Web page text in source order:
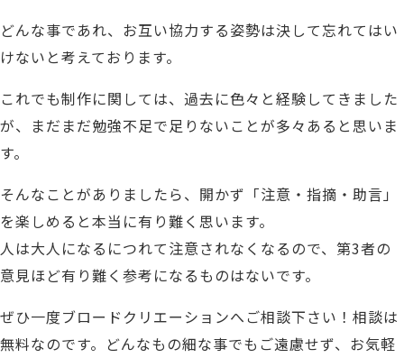
どんな事であれ、お互い協力する姿勢は決して忘れてはい
けないと考えております。
これでも制作に関しては、過去に色々と経験してきました
が、
まだまだ勉強不足で足りないことが多々あると思いま
す。
そんなことがありましたら、開かず「注意・指摘・助言」
を楽しめると本当に有り難く思います。
人は大人になるにつれて注意されなくなるので、第3者の
意見ほど有り難く参考になるものはないです。
ぜひ一度ブロードクリエーションへご相談下さい！相談は
無料なのです。 どんなもの細な事でもご遠慮せず、お気軽